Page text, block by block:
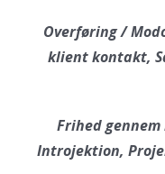
Overføring /
klient kontakt,
Frihed
Introjektion,